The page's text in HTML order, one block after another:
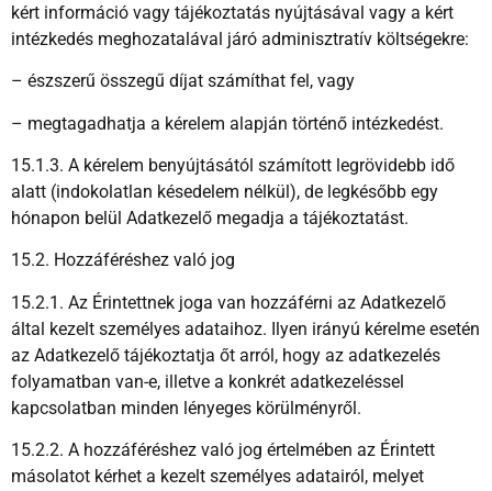
kért információ vagy tájékoztatás nyújtásával vagy a kért
intézkedés meghozatalával járó adminisztratív költségekre:
– észszerű összegű díjat számíthat fel, vagy
– megtagadhatja a kérelem alapján történő intézkedést.
15.1.3. A kérelem benyújtásától számított legrövidebb idő
alatt (indokolatlan késedelem nélkül), de legkésőbb egy
hónapon belül Adatkezelő megadja a tájékoztatást.
15.2. Hozzáféréshez való jog
15.2.1. Az Érintettnek joga van hozzáférni az Adatkezelő
által kezelt személyes adataihoz. Ilyen irányú kérelme esetén
az Adatkezelő tájékoztatja őt arról, hogy az adatkezelés
folyamatban van-e, illetve a konkrét adatkezeléssel
kapcsolatban minden lényeges körülményről.
15.2.2. A hozzáféréshez való jog értelmében az Érintett
másolatot kérhet a kezelt személyes adatairól, melyet